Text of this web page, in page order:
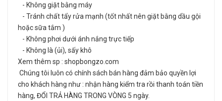
- Không giặt bằng máy
- Tránh chất tẩy rửa mạnh (tốt nhất nên giặt bằng dầu gội
hoặc sữa tắm )
- Không phơi dưới ánh nắng trực tiếp
- Không là (ủi), sấy khô
Xem thêm sp : shopbongzo.com
Chúng tôi luôn có chính sách bán hàng đảm bảo quyền lợi
cho khách hàng như : nhận hàng kiểm tra rồi thanh toán tiền
hàng, ĐỔI TRẢ HÀNG TRONG VÒNG 5 ngày.